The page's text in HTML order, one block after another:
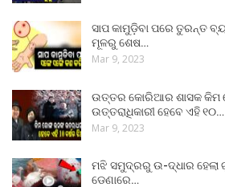
ସାପ କାମୁଡ଼ିବା ପରେ ତୁରନ୍ତ
ମୂଳରୁ ଶେଷ…
Mar 9, 2023
ଉତ୍ତର କୋରିଆର ଶାସକ
ଉତ୍ତରାଧିକାରୀ ହେବେ ଏହି ୧୦…
Mar 9, 2023
ମଝି ସମୁଦ୍ରରୁ ଉ-ଦ୍ଧାର ହେଲା
ଡେଣାରେ…